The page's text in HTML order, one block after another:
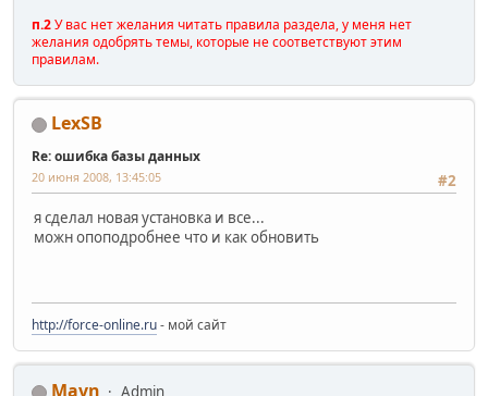
п.2У вас нет желания читать правила раздела, у меня нет
желания одобрять темы, которые не соответствуют этим
правилам.
LexSB
Re: ошибка базы данных
#2
20 июня 2008, 13:45:05
я сделал новая установка и все...
можн опоподробнее что и как обновить
http://force-online.ru- мой сайт
Mavn Admin